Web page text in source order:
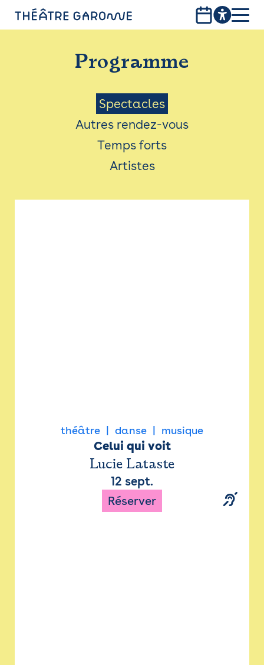
PROGRAMME
INFOS PRATIQUES
AVEC LES PUBLICS
ACCESSIBILITÉ
LES PRODUCTIONS
Programme
Menu
Saison
Spectacles
Autres rendez-vous
Temps forts
Artistes
théâtre danse musique
Celui qui voit
Lucie Lataste
12 sept.
Réserver